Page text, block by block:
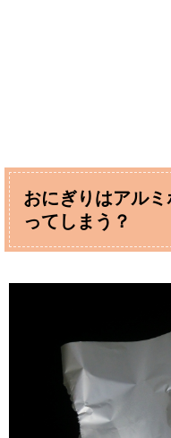
おにぎりはアル
ってしまう？